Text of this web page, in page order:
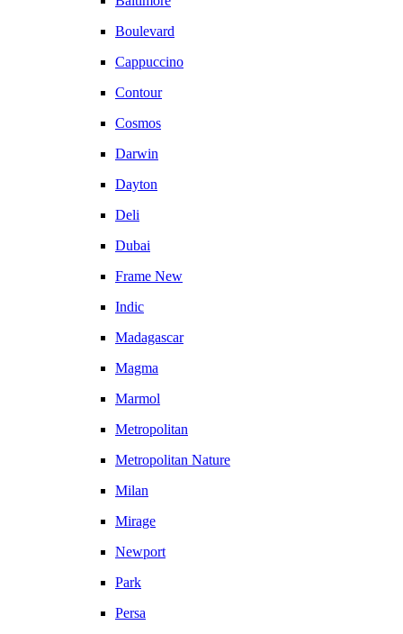
Boulevard
Cappuccino
Contour
Cosmos
Darwin
Dayton
Deli
Dubai
Frame New
Indic
Madagascar
Magma
Marmol
Metropolitan
Metropolitan Nature
Milan
Mirage
Newport
Park
Persa